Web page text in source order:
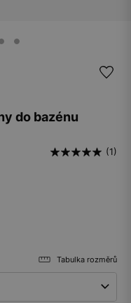
do bazénu
(1)
Tabulka rozměrů